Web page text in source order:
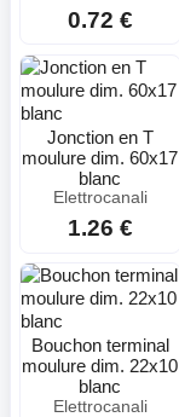
0.72 €
Jonction en T
moulure dim. 60x17
blanc
Elettrocanali
1.26 €
Bouchon terminal
moulure dim. 22x10
blanc
Elettrocanali